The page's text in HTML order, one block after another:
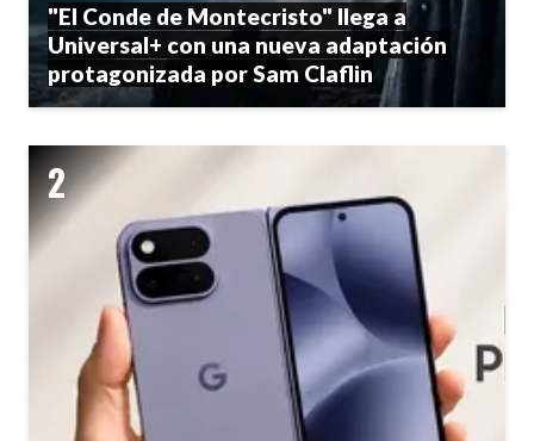
"El Conde de Montecristo" llega a
Universal+ con una nueva adaptación
protagonizada por Sam Claflin